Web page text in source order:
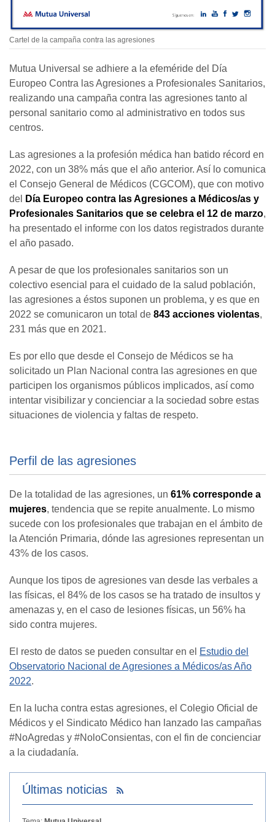
Cartel de la campaña contra las agresiones
Mutua Universal se adhiere a la efeméride del Día
Europeo Contra las Agresiones a Profesionales Sanitarios,
realizando una campaña contra las agresiones tanto al
personal sanitario como al administrativo en todos sus
centros.
Las agresiones a la profesión médica han batido récord en
2022, con un 38% más que el año anterior. Así lo comunica
el Consejo General de Médicos (CGCOM), que con motivo
del
Día Europeo contra las Agresiones a Médicos/as y
Profesionales Sanitarios que se celebra el 12 de marzo,
ha presentado el informe con los datos registrados durante
el año pasado.
A pesar de que los profesionales sanitarios son un
colectivo esencial para el cuidado de la salud población,
las agresiones a éstos suponen un problema, y es que en
2022 se comunicaron un total de 843 acciones violentas,
231 más que en 2021.
Es por ello que desde el Consejo de Médicos se ha
solicitado un Plan Nacional contra las agresiones en que
participen los organismos públicos implicados, así como
intentar visibilizar y concienciar a la sociedad sobre estas
situaciones de violencia y faltas de respeto.
Perfil de las agresiones
De la totalidad de las agresiones, un 61% corresponde a
mujeres, tendencia que se repite anualmente. Lo mismo
sucede con los profesionales que trabajan en el ámbito de
la Atención Primaria, dónde las agresiones representan un
43% de los casos.
Aunque los tipos de agresiones van desde las verbales a
las físicas, el 84% de los casos se ha tratado de insultos y
amenazas y, en el caso de lesiones físicas, un 56% ha
sido contra mujeres.
El resto de datos se pueden consultar en el Estudio del
Observatorio Nacional de Agresiones a Médicos/as Año
2022.
En la lucha contra estas agresiones, el Colegio Oficial de
Médicos y el Sindicato Médico han lanzado las campañas
#NoAgredas y #NoloConsientas, con el fin de concienciar
a la ciudadanía.
Últimas noticias